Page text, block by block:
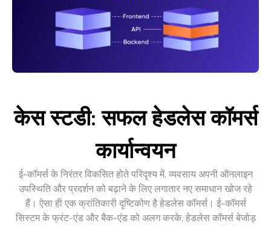
केस स्टडी: सफल हेडलेस कॉमर्स
कार्यान्वयन
ई-कॉमर्स के निरंतर विकसित होते परिदृश्य में, व्यवसाय अपनी ऑनलाइन
उपस्थिति और प्रदर्शन को बढ़ाने के लिए लगातार नए समाधान खोज रहे
हैं। ऐसा ही एक क्रांतिकारी दृष्टिकोण है हेडलेस कॉमर्स। ई-कॉमर्स
सिस्टम के फ्रंट-एंड और बैक-एंड को अलग करके, हेडलेस कॉमर्स बेजोड़